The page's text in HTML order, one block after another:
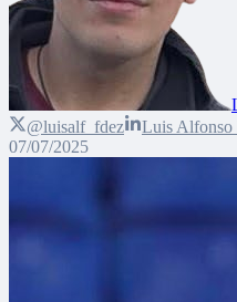
@luisalf_fdez
Luis Alfonso
07/07/2025